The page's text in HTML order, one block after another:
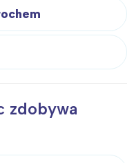
zdobywa